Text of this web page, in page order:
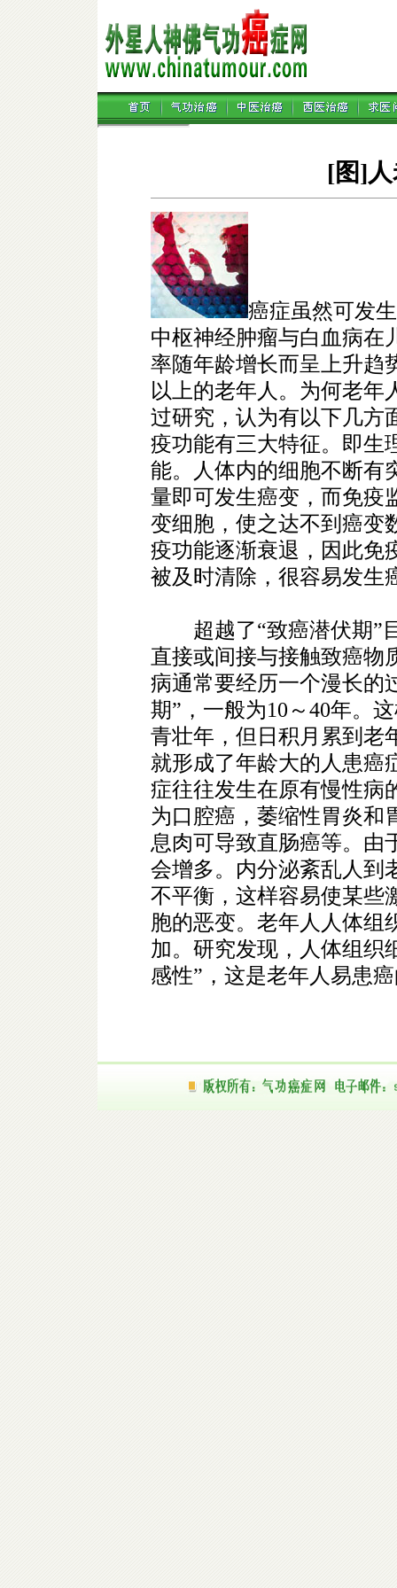
[图]
癌症虽然可发
中枢神经肿瘤与白血病在
率随年龄增长而呈上升趋
以上的老年人。为何老年
过研究，认为有以下几方
疫功能有三大特征。即生
能。人体内的细胞不断有
量即可发生癌变，而免疫
变细胞，使之达不到癌变
疫功能逐渐衰退，因此免
被及时清除，很容易发生
超越了“致癌潜伏期”目
直接或间接与接触致癌物
病通常要经历一个漫长的
期”，一般为10～40年。
青壮年，但日积月累到老
就形成了年龄大的人患癌
症往往发生在原有慢性病
为口腔癌，萎缩性胃炎和
息肉可导致直肠癌等。由
会增多。内分泌紊乱人到
不平衡，这样容易使某些
胞的恶变。老年人人体组
加。研究发现，人体组织
感性”，这是老年人易患